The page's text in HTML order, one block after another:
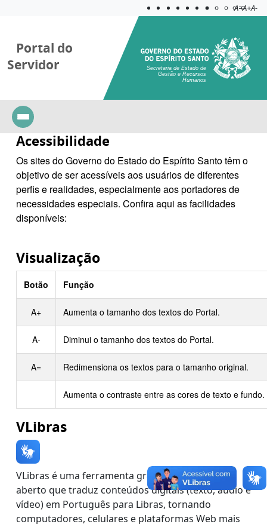
Aplicar
A=A+A-
Portal do
Servidor
Secretaria de Estado de
Gestão e Recursos
Humanos
Acessibilidade
Os sites do Governo do Estado do Espírito Santo têm o
objetivo de ser acessíveis aos usuários de diferentes
perfis e realidades, especialmente aos portadores de
necessidades especiais. Confira aqui as facilidades
disponíveis:
Visualização
Botão Função
A+ Aumenta o tamanho dos textos do Portal.
A- Diminui o tamanho dos textos do Portal.
A= Redimensiona os textos para o tamanho original.
Aumenta o contraste entre as cores de texto e fundo.
VLibras
VLibras é uma ferramenta gratuita e de código
aberto que traduz conteúdos digitais (texto, áudio e
vídeo) em Português para Libras, tornando
computadores, celulares e plataformas Web mais